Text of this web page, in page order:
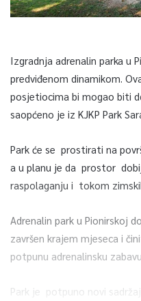
Izgradnja adrenalin parka u
predviđenom dinamikom.
posjetiocima bi mogao biti
saopćeno je iz KJKP Park
Park će se prostirati na
a u planu je da prostor
raspolaganju i tokom
Adrenalin park u Pionirskoj
završen krajem mjeseca i
potpunu adrenalinsku zabavu.
Park je potpuno novi